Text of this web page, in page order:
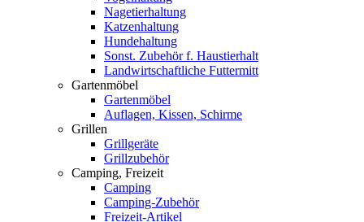
Nagetierhaltung
Katzenhaltung
Hundehaltung
Sonst. Zubehör f. Haustierhalt
Landwirtschaftliche Futtermitt
Gartenmöbel
Gartenmöbel
Auflagen, Kissen, Schirme
Grillen
Grillgeräte
Grillzubehör
Camping, Freizeit
Camping
Camping-Zubehör
Freizeit-Artikel